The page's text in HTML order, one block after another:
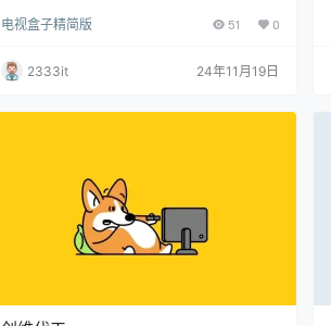
电视盒子精简版
51 0
2333it 24年11月19日